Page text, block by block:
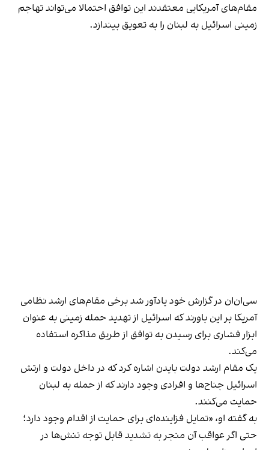
مقام‌های آمریکایی معتقدند این توافق احتمالا می‌تواند تهاجم
زمینی اسرائیل به لبنان را به تعویق بیندازد.
سی‌ان‌ان در گزارش خود یادآور شد برخی مقام‌های ارشد نظامی
آمریکا بر این باورند که اسرائیل از تهدید حمله زمینی به عنوان
ابزار فشاری برای رسیدن به توافق از طریق مذاکره استفاده
می‌کند.
یک مقام ارشد دولت بایدن اشاره کرد که در داخل دولت و ارتش
اسرائیل جناح‌ها و افرادی وجود دارند که از حمله به لبنان
حمایت می‌کنند.
به گفته او، «تمایل فزاینده‌ای برای حمایت از اقدام وجود دارد؛
حتی اگر عواقب آن منجر به تشدید قابل توجه تنش‌ها در